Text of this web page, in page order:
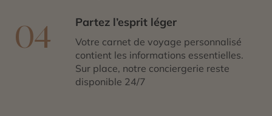
04 Partez l’esprit léger
Votre carnet de voyage personnalisé
contient les informations essentielles.
Sur place, notre conciergerie reste
disponible 24/7